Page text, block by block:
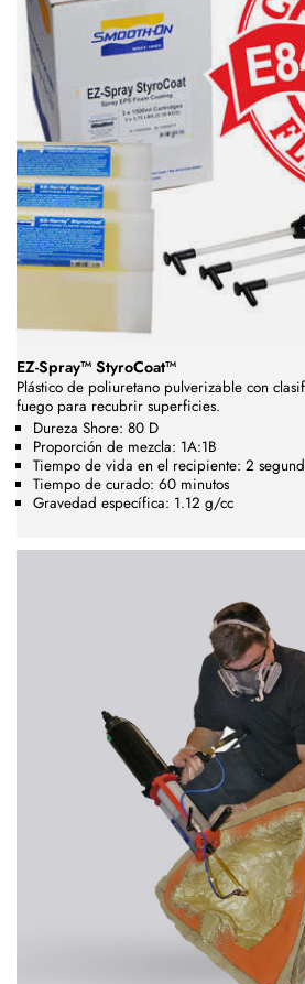
EZ-Spray™ StyroCoat™
Plástico de poliuretano pulverizable con
fuego para recubrir superficies.
Dureza Shore: 80 D
Proporción de mezcla: 1A:1B
Tiempo de vida en el recipiente: 2
Tiempo de curado: 60 minutos
Gravedad específica: 1.12 g/cc